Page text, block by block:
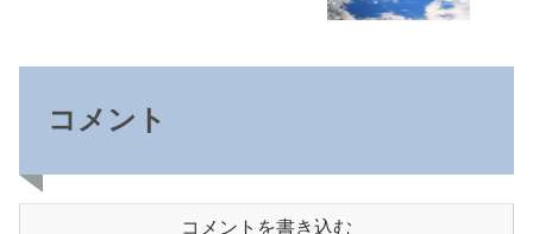
コメント
コメントを書き込む